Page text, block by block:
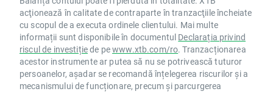
acţionează în calitate de contraparte în tranzacţiile încheiate
cu scopul de a executa ordinele clientului. Mai multe
informații sunt disponibile în documentul Declarația privind
riscul de investițiede pewww.xtb.com/ro. Tranzacționarea
acestor instrumente ar putea să nu se potrivească tuturor
persoanelor, așadar se recomandă înțelegerea riscurilor și a
mecanismului de funcționare, precum și parcurgerea